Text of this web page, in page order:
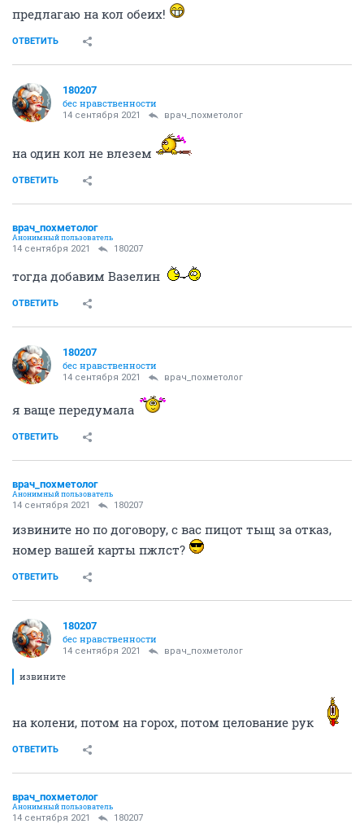
предлагаю на кол обеих!
ОТВЕТИТЬ
180207
бес нравственности
14 сентября 2021 врач_похметолог
на один кол не влезем
ОТВЕТИТЬ
врач_похметолог
Анонимный пользователь
14 сентября 2021 180207
тогда добавим Вазелин
ОТВЕТИТЬ
180207
бес нравственности
14 сентября 2021 врач_похметолог
я ваще передумала
ОТВЕТИТЬ
врач_похметолог
Анонимный пользователь
14 сентября 2021 180207
извините но по договору, с вас пицот тыщ за отказ,
номер вашей карты пжлст?
ОТВЕТИТЬ
180207
бес нравственности
14 сентября 2021 врач_похметолог
извините
на колени, потом на горох, потом целование рук
ОТВЕТИТЬ
врач_похметолог
Анонимный пользователь
14 сентября 2021 180207